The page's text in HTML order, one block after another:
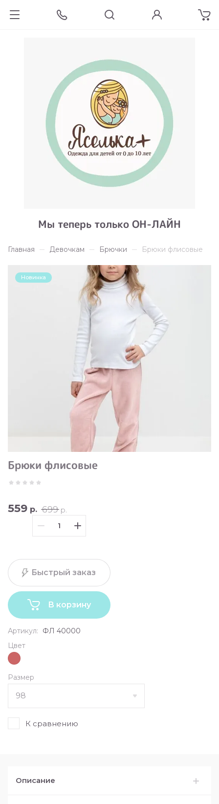
Мы теперь только ОН-ЛАЙН
Главная Девочкам Брючки Брюки флисовые
Новинка
Брюки флисовые
699 р.
559 р.
В корзину
Быстрый заказ
Артикул:
ФЛ 40000
Цвет
Размер
К сравнению
Описание